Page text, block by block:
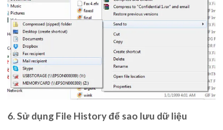
6. Sử dụng File History để sao lưu dữ liệu